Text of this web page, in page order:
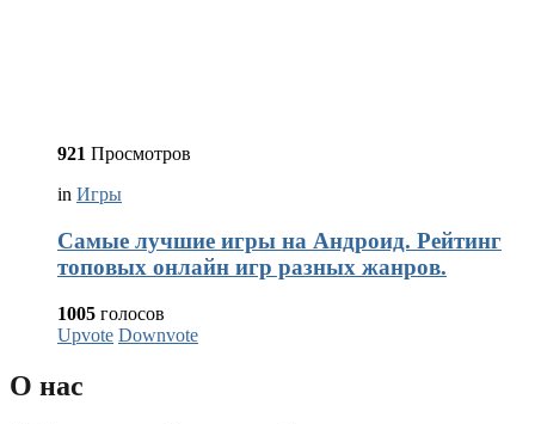
921 Просмотров
in Игры
Самые лучшие игры на Андроид. Рейтинг
топовых онлайн игр разных жанров.
1005 голосов
Upvote Downvote
О нас